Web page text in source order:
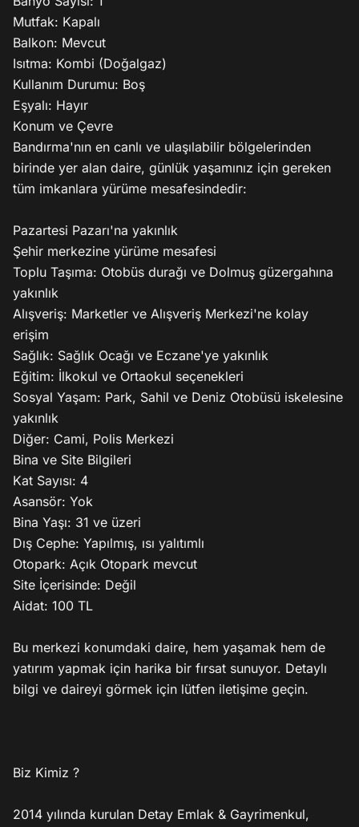
Mutfak: Kapalı
Balkon: Mevcut
Isıtma: Kombi (Doğalgaz)
Kullanım Durumu: Boş
Eşyalı: Hayır
Konum ve Çevre
Bandırma'nın en canlı ve ulaşılabilir bölgelerinden
birinde yer alan daire, günlük yaşamınız için gereken
tüm imkanlara yürüme mesafesindedir:
Pazartesi Pazarı'na yakınlık
Şehir merkezine yürüme mesafesi
Toplu Taşıma: Otobüs durağı ve Dolmuş güzergahına
yakınlık
Alışveriş: Marketler ve Alışveriş Merkezi'ne kolay
erişim
Sağlık: Sağlık Ocağı ve Eczane'ye yakınlık
Eğitim: İlkokul ve Ortaokul seçenekleri
Sosyal Yaşam: Park, Sahil ve Deniz Otobüsü iskelesine
yakınlık
Diğer: Cami, Polis Merkezi
Bina ve Site Bilgileri
Kat Sayısı: 4
Asansör: Yok
Bina Yaşı: 31 ve üzeri
Dış Cephe: Yapılmış, ısı yalıtımlı
Otopark: Açık Otopark mevcut
Site İçerisinde: Değil
Aidat: 100 TL
Bu merkezi konumdaki daire, hem yaşamak hem de
yatırım yapmak için harika bir fırsat sunuyor. Detaylı
bilgi ve daireyi görmek için lütfen iletişime geçin.
Biz Kimiz ?
2014 yılında kurulan Detay Emlak & Gayrimenkul,